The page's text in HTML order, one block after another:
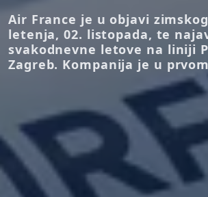
Air France je u objavi
letenja, 02. listopada, te
svakodnevne letove na liniji
Zagreb. Kompanija je u